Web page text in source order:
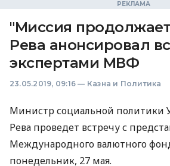
"Миссия
Рева анонсировал
экспертами МВФ
23.05.2019, 09:16 — Казна и Политика
Министр социальной политики
Рева проведет встречу с
Международного валютного
понедельник, 27 мая.